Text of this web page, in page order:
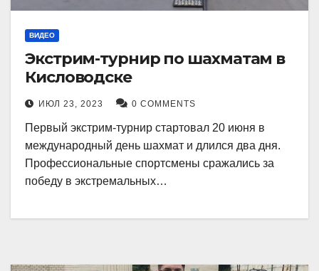
ВИДЕО
Экстрим-турнир по шахматам в
Кисловодске
ИЮЛ 23, 2023 0 COMMENTS
Первый экстрим-турнир стартовал 20 июня в
международный день шахмат и длился два дня.
Профессиональные спортсмены сражались за
победу в экстремальных…